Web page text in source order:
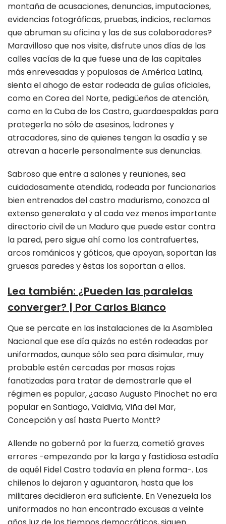
montaña de acusaciones, denuncias, imputaciones,
evidencias fotográficas, pruebas, indicios, reclamos
que abruman su oficina y las de sus colaboradores?
Maravilloso que nos visite, disfrute unos días de las
calles vacías de la que fuese una de las capitales
más enrevesadas y populosas de América Latina,
sienta el ahogo de estar rodeada de guías oficiales,
como en Corea del Norte, pedigüeños de atención,
como en la Cuba de los Castro, guardaespaldas para
protegerla no sólo de asesinos, ladrones y
atracadores, sino de quienes tengan la osadía y se
atrevan a hacerle personalmente sus denuncias.
Sabroso que entre a salones y reuniones, sea
cuidadosamente atendida, rodeada por funcionarios
bien entrenados del castro madurismo, conozca al
extenso generalato y al cada vez menos importante
directorio civil de un Maduro que puede estar contra
la pared, pero sigue ahí como los contrafuertes,
arcos románicos y góticos, que apoyan, soportan las
gruesas paredes y éstas los soportan a ellos.
Lea también: ¿Pueden las paralelas
converger? | Por Carlos Blanco
Que se percate en las instalaciones de la Asamblea
Nacional que ese día quizás no estén rodeadas por
uniformados, aunque sólo sea para disimular, muy
probable estén cercadas por masas rojas
fanatizadas para tratar de demostrarle que el
régimen es popular, ¿acaso Augusto Pinochet no era
popular en Santiago, Valdivia, Viña del Mar,
Concepción y así hasta Puerto Montt?
Allende no gobernó por la fuerza, cometió graves
errores -empezando por la larga y fastidiosa estadía
de aquél Fidel Castro todavía en plena forma-. Los
chilenos lo dejaron y aguantaron, hasta que los
militares decidieron era suficiente. En Venezuela los
uniformados no han encontrado excusas a veinte